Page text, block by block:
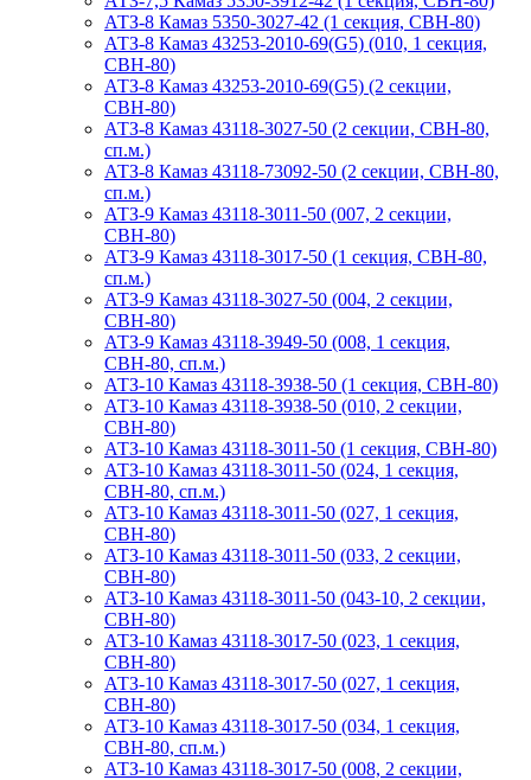
АТЗ-8 Камаз 5350-3027-42 (1 секция, СВН-80)
АТЗ-8 Камаз 43253-2010-69(G5) (010, 1 секция,
СВН-80)
АТЗ-8 Камаз 43253-2010-69(G5) (2 секции,
СВН-80)
АТЗ-8 Камаз 43118-3027-50 (2 секции, СВН-80,
сп.м.)
АТЗ-8 Камаз 43118-73092-50 (2 секции, СВН-80,
сп.м.)
АТЗ-9 Камаз 43118-3011-50 (007, 2 секции,
СВН-80)
АТЗ-9 Камаз 43118-3017-50 (1 секция, СВН-80,
сп.м.)
АТЗ-9 Камаз 43118-3027-50 (004, 2 секции,
СВН-80)
АТЗ-9 Камаз 43118-3949-50 (008, 1 секция,
СВН-80, сп.м.)
АТЗ-10 Камаз 43118-3938-50 (1 секция, СВН-80)
АТЗ-10 Камаз 43118-3938-50 (010, 2 секции,
СВН-80)
АТЗ-10 Камаз 43118-3011-50 (1 секция, СВН-80)
АТЗ-10 Камаз 43118-3011-50 (024, 1 секция,
СВН-80, сп.м.)
АТЗ-10 Камаз 43118-3011-50 (027, 1 секция,
СВН-80)
АТЗ-10 Камаз 43118-3011-50 (033, 2 секции,
СВН-80)
АТЗ-10 Камаз 43118-3011-50 (043-10, 2 секции,
СВН-80)
АТЗ-10 Камаз 43118-3017-50 (023, 1 секция,
СВН-80)
АТЗ-10 Камаз 43118-3017-50 (027, 1 секция,
СВН-80)
АТЗ-10 Камаз 43118-3017-50 (034, 1 секция,
СВН-80, сп.м.)
АТЗ-10 Камаз 43118-3017-50 (008, 2 секции,